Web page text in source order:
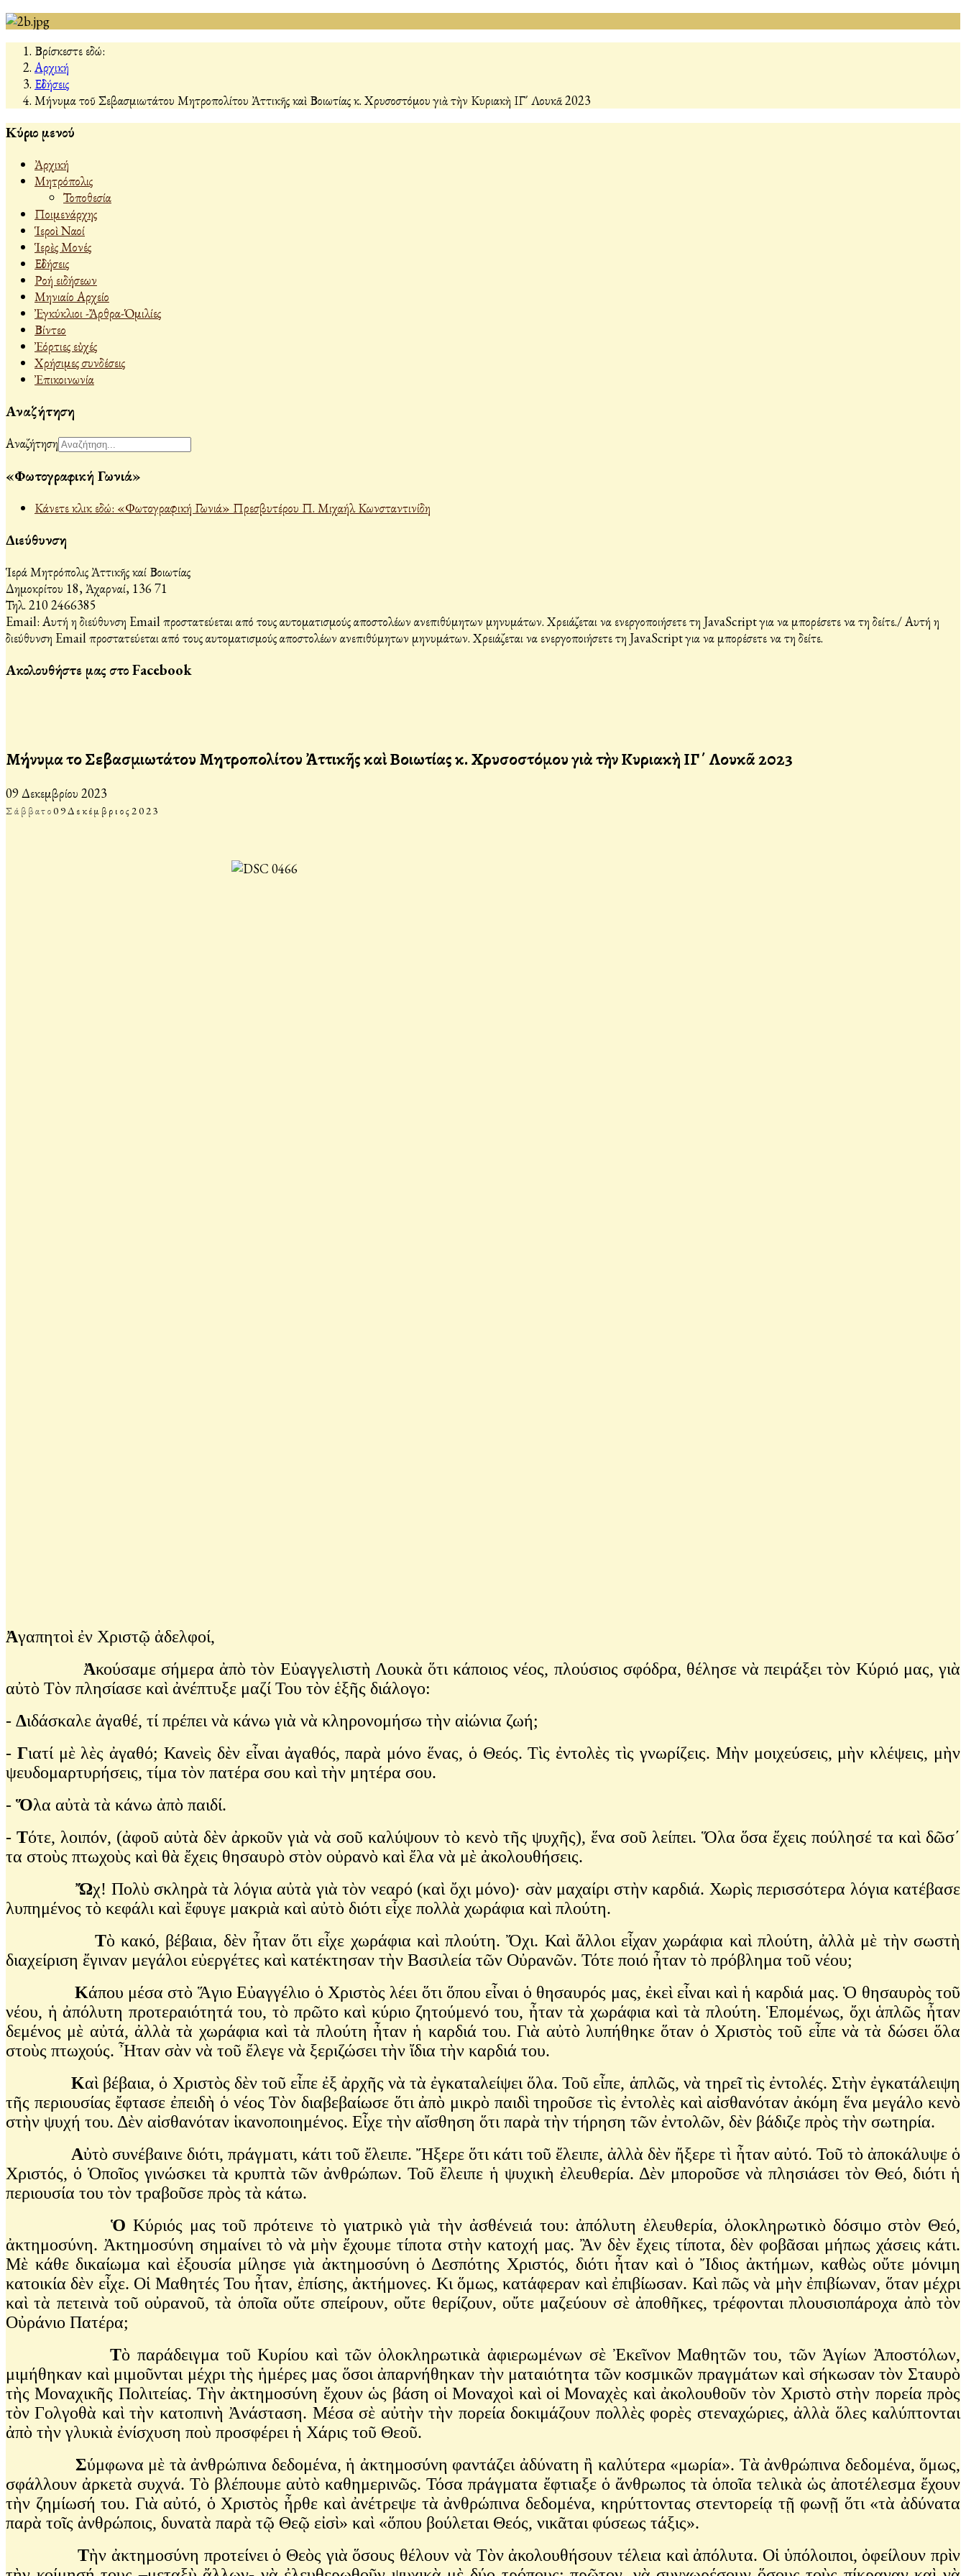
Βρίσκεστε εδώ:
Αρχική
Εἰδήσεις
Μήνυμα τοῦ Σεβασμιωτάτου Μητροπολίτου Ἀττικῆς καὶ Βοιωτίας κ. Χρυσοστόμου γιὰ τὴν Κυριακὴ ΙΓ΄ Λουκᾶ 2023
Κύριο μενού
Ἀρχική
Μητρόπολις
Τοποθεσία
Ποιμενάρχης
Ἱεροὶ Ναοί
Ἱερὲς Μονές
Εἰδήσεις
Ροή ειδήσεων
Μηνιαίο Αρχείο
Ἐγκύκλιοι -Ἄρθρα-Ὁμιλίες
Βίντεο
Ἐόρτιες εὐχές
Χρήσιμες συνδέσεις
Ἐπικοινωνία
Αναζήτηση
Αναζήτηση
«Φωτογραφική Γωνιά»
Κάνετε κλικ εδώ: «Φωτογραφική Γωνιά» Πρεσβυτέρου Π. Μιχαήλ Κωνσταντινίδη
Διεύθυνση
Ἱερά Μητρόπολις Ἀττικῆς καί Βοιωτίας
Δημοκρίτου 18, Ἀχαρναί, 136 71
Τηλ. 210 2466385
Email: Αυτή η διεύθυνση Email προστατεύεται από τους αυτοματισμούς αποστολέων ανεπιθύμητων μηνυμάτων. Χρειάζεται να ενεργοποιήσετε τη JavaScript για να μπορέσετε να τη δείτε./Αυτή η
διεύθυνση Email προστατεύεται από τους αυτοματισμούς αποστολέων ανεπιθύμητων μηνυμάτων. Χρειάζεται να ενεργοποιήσετε τη JavaScript για να μπορέσετε να τη δείτε.
Ακολουθήστε μας στο Facebook
Μήνυμα τοῦ Σεβασμιωτάτου Μητροπολίτου Ἀττικῆς καὶ Βοιωτίας κ. Χρυσοστόμου γιὰ τὴν Κυριακὴ ΙΓ΄ Λουκᾶ 2023
09 Δεκεμβρίου 2023
Σάββατο09Δεκέμβριος2023
Ἀγαπητοὶ ἐν Χριστῷ ἀδελφοί,
Ἀκούσαμε σήμερα ἀπὸ τὸν Εὐαγγελιστὴ Λουκὰ ὅτι κάποιος νέος, πλούσιος σφόδρα, θέλησε νὰ πειράξει τὸν Κύριό μας, γιὰ
αὐτὸ Τὸν πλησίασε καὶ ἀνέπτυξε μαζί Του τὸν ἑξῆς διάλογο:
- Διδάσκαλε ἀγαθέ, τί πρέπει νὰ κάνω γιὰ νὰ κληρονομήσω τὴν αἰώνια ζωή;
- Γιατί μὲ λὲς ἀγαθό; Κανεὶς δὲν εἶναι ἀγαθός, παρὰ μόνο ἕνας, ὁ Θεός. Τὶς ἐντολὲς τὶς γνωρίζεις. Μὴν μοιχεύσεις, μὴν κλέψεις, μὴν
ψευδομαρτυρήσεις, τίμα τὸν πατέρα σου καὶ τὴν μητέρα σου.
- Ὅλα αὐτὰ τὰ κάνω ἀπὸ παιδί.
-Τότε, λοιπόν, (ἀφοῦ αὐτὰ δὲν ἀρκοῦν γιὰ νὰ σοῦ καλύψουν τὸ κενὸ τῆς ψυχῆς), ἕνα σοῦ λείπει. Ὅλα ὅσα ἔχεις πούλησέ τα καὶ δῶσ΄
τα στοὺς πτωχοὺς καὶ θὰ ἔχεις θησαυρὸ στὸν οὐρανὸ καὶ ἔλα νὰ μὲ ἀκολουθήσεις.
Ὤχ! Πολὺ σκληρὰ τὰ λόγια αὐτὰ γιὰ τὸν νεαρό (καὶ ὄχι μόνο)· σὰν μαχαίρι στὴν καρδιά. Χωρὶς περισσότερα λόγια κατέβασε
λυπημένος τὸ κεφάλι καὶ ἔφυγε μακριὰ καὶ αὐτὸ διότι εἶχε πολλὰ χωράφια καὶ πλούτη.
Τὸ κακό, βέβαια, δὲν ἦταν ὅτι εἶχε χωράφια καὶ πλούτη. Ὄχι. Καὶ ἄλλοι εἶχαν χωράφια καὶ πλούτη, ἀλλὰ μὲ τὴν σωστὴ
διαχείριση ἔγιναν μεγάλοι εὐεργέτες καὶ κατέκτησαν τὴν Βασιλεία τῶν Οὐρανῶν. Τότε ποιό ἦταν τὸ πρόβλημα τοῦ νέου;
Κάπου μέσα στὸ Ἅγιο Εὐαγγέλιο ὁ Χριστὸς λέει ὅτι ὅπου εἶναι ὁ θησαυρός μας, ἐκεὶ εἶναι καὶ ἡ καρδιά μας. Ὁ θησαυρὸς τοῦ
νέου, ἡ ἀπόλυτη προτεραιότητά του, τὸ πρῶτο καὶ κύριο ζητούμενό του, ἦταν τὰ χωράφια καὶ τὰ πλούτη. Ἑπομένως, ὄχι ἁπλῶς ἦταν
δεμένος μὲ αὐτά, ἀλλὰ τὰ χωράφια καὶ τὰ πλούτη ἦταν ἡ καρδιά του. Γιὰ αὐτὸ λυπήθηκε ὅταν ὁ Χριστὸς τοῦ εἶπε νὰ τὰ δώσει ὅλα
στοὺς πτωχούς. Ἦταν σὰν νὰ τοῦ ἔλεγε νὰ ξεριζώσει τὴν ἴδια τὴν καρδιά του.
Καὶ βέβαια, ὁ Χριστὸς δὲν τοῦ εἶπε ἐξ ἀρχῆς νὰ τὰ ἐγκαταλείψει ὅλα. Τοῦ εἶπε, ἁπλῶς, νὰ τηρεῖ τὶς ἐντολές. Στὴν ἐγκατάλειψη
τῆς περιουσίας ἔφτασε ἐπειδὴ ὁ νέος Τὸν διαβεβαίωσε ὅτι ἀπὸ μικρὸ παιδὶ τηροῦσε τὶς ἐντολὲς καὶ αἰσθανόταν ἀκόμη ἕνα μεγάλο κενὸ
στὴν ψυχή του. Δὲν αἰσθανόταν ἱκανοποιημένος. Εἶχε τὴν αἴσθηση ὅτι παρὰ τὴν τήρηση τῶν ἐντολῶν, δὲν βάδιζε πρὸς τὴν σωτηρία.
Αὐτὸ συνέβαινε διότι, πράγματι, κάτι τοῦ ἔλειπε. Ἤξερε ὅτι κάτι τοῦ ἔλειπε, ἀλλὰ δὲν ἤξερε τὶ ἦταν αὐτό. Τοῦ τὸ ἀποκάλυψε ὁ
Χριστός, ὁ Ὁποῖος γινώσκει τὰ κρυπτὰ τῶν ἀνθρώπων. Τοῦ ἔλειπε ἡ ψυχικὴ ἐλευθερία. Δὲν μποροῦσε νὰ πλησιάσει τὸν Θεό, διότι ἡ
περιουσία του τὸν τραβοῦσε πρὸς τὰ κάτω.
Ὁ Κύριός μας τοῦ πρότεινε τὸ γιατρικὸ γιὰ τὴν ἀσθένειά του: ἀπόλυτη ἐλευθερία, ὁλοκληρωτικὸ δόσιμο στὸν Θεό,
ἀκτημοσύνη. Ἀκτημοσύνη σημαίνει τὸ νὰ μὴν ἔχουμε τίποτα στὴν κατοχή μας. Ἂν δὲν ἔχεις τίποτα, δὲν φοβᾶσαι μήπως χάσεις κάτι.
Μὲ κάθε δικαίωμα καὶ ἐξουσία μίλησε γιὰ ἀκτημοσύνη ὁ Δεσπότης Χριστός, διότι ἦταν καὶ ὁ Ἴδιος ἀκτήμων, καθὼς οὔτε μόνιμη
κατοικία δὲν εἶχε. Οἱ Μαθητές Του ἦταν, ἐπίσης, ἀκτήμονες. Κι ὅμως, κατάφεραν καὶ ἐπιβίωσαν. Καὶ πῶς νὰ μὴν ἐπιβίωναν, ὅταν μέχρι
καὶ τὰ πετεινὰ τοῦ οὐρανοῦ, τὰ ὁποῖα οὔτε σπείρουν, οὔτε θερίζουν, οὔτε μαζεύουν σὲ ἀποθῆκες, τρέφονται πλουσιοπάροχα ἀπὸ τὸν
Οὐράνιο Πατέρα;
Τὸ παράδειγμα τοῦ Κυρίου καὶ τῶν ὁλοκληρωτικὰ ἀφιερωμένων σὲ Ἐκεῖνον Μαθητῶν του, τῶν Ἁγίων Ἀποστόλων,
μιμήθηκαν καὶ μιμοῦνται μέχρι τὴς ἡμέρες μας ὅσοι ἀπαρνήθηκαν τὴν ματαιότητα τῶν κοσμικῶν πραγμάτων καὶ σήκωσαν τὸν Σταυρὸ
τὴς Μοναχικῆς Πολιτείας. Τὴν ἀκτημοσύνη ἔχουν ὡς βάση οἱ Μοναχοὶ καὶ οἱ Μοναχὲς καὶ ἀκολουθοῦν τὸν Χριστὸ στὴν πορεία πρὸς
τὸν Γολγοθὰ καὶ τὴν κατοπινὴ Ἀνάσταση. Μέσα σὲ αὐτὴν τὴν πορεία δοκιμάζουν πολλὲς φορὲς στεναχώριες, ἀλλὰ ὅλες καλύπτονται
ἀπὸ τὴν γλυκιὰ ἐνίσχυση ποὺ προσφέρει ἡ Χάρις τοῦ Θεοῦ.
Σύμφωνα μὲ τὰ ἀνθρώπινα δεδομένα, ἡ ἀκτημοσύνη φαντάζει ἀδύνατη ἢ καλύτερα «μωρία». Τὰ ἀνθρώπινα δεδομένα, ὅμως,
σφάλλουν ἀρκετὰ συχνά. Τὸ βλέπουμε αὐτὸ καθημερινῶς. Τόσα πράγματα ἔφτιαξε ὁ ἄνθρωπος τὰ ὁποῖα τελικὰ ὡς ἀποτέλεσμα ἔχουν
τὴν ζημίωσή του. Γιὰ αὐτό, ὁ Χριστὸς ἦρθε καὶ ἀνέτρεψε τὰ ἀνθρώπινα δεδομένα, κηρύττοντας στεντορείᾳ τῇ φωνῇ ὅτι «τὰ ἀδύνατα
παρὰ τοῖς ἀνθρώποις, δυνατὰ παρὰ τῷ Θεῷ εἰσὶ» καὶ «ὅπου βούλεται Θεός, νικᾶται φύσεως τάξις».
Τὴν ἀκτημοσύνη προτείνει ὁ Θεὸς γιὰ ὅσους θέλουν νὰ Τὸν ἀκολουθήσουν τέλεια καὶ ἀπόλυτα. Οἱ ὑπόλοιποι, ὀφείλουν πρὶν